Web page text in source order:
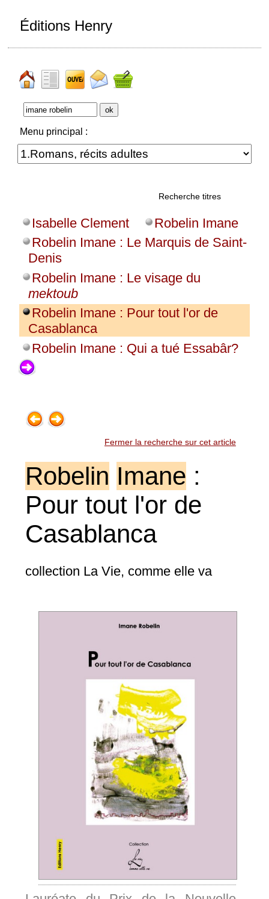
Éditions Henry
Menu principal :
Recherche titres
Isabelle Clement
Robelin Imane
Robelin Imane : Le Marquis de Saint-
Denis
Robelin Imane : Le visage du
mektoub
Robelin Imane : Pour tout l'or de
Casablanca
Robelin Imane : Qui a tué Essabâr?
Fermer la recherche sur cet article
Robelin Imane :
Pour tout l'or de
Casablanca
collection La Vie, comme elle va